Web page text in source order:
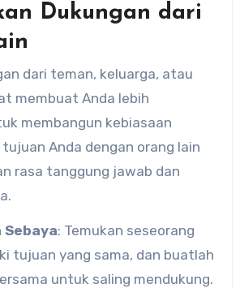
Dukungan dari
dari teman, keluarga, atau
membuat Anda lebih
membangun kebiasaan
Anda dengan orang lain
rasa tanggung jawab dan
Sebaya: Temukan seseorang
tujuan yang sama, dan buatlah
untuk saling mendukung.